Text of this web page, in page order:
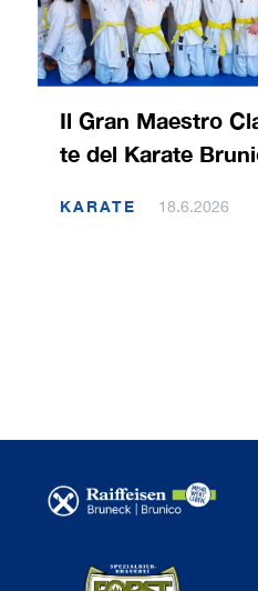
Il Gran Maestro
te del Karate
KARATE 18.6.2026